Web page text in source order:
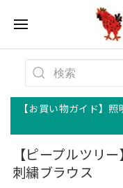
【お買い物ガイド
【ピープルツリ
刺繍ブラウス